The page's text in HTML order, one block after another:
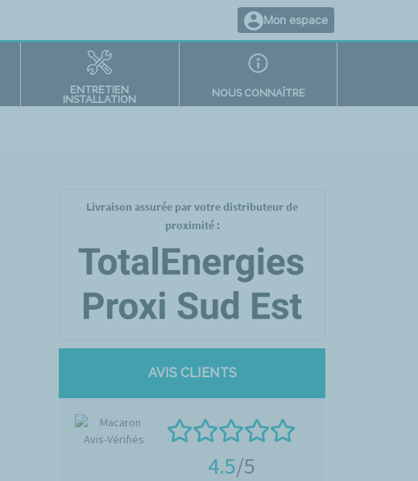
Mon espace
ENTRETIEN
INSTALLATION
NOUS CONNAÎTRE
Livraison assurée par votre distributeur de
proximité :
AVIS CLIENTS
4.5/5